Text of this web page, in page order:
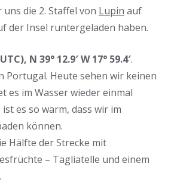
die 2. Staffel von Lupin auf
der Insel runtergeladen haben.
N 39° 12.9′ W 17° 59.4′.
Portugal. Heute sehen wir keinen
es im Wasser wieder einmal
es so warm, dass wir im
können.
Hälfte der Strecke mit
– Tagliatelle und einem